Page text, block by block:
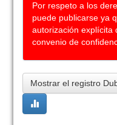
Por respeto a los
puede publicarse ya
autorización explícita
convenio de
Mostrar el registro